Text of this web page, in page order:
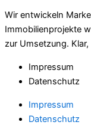
Wir entwickeln
Immobilienprojekte
zur Umsetzung.
Impressum
Datenschutz
Impressum
Datenschutz